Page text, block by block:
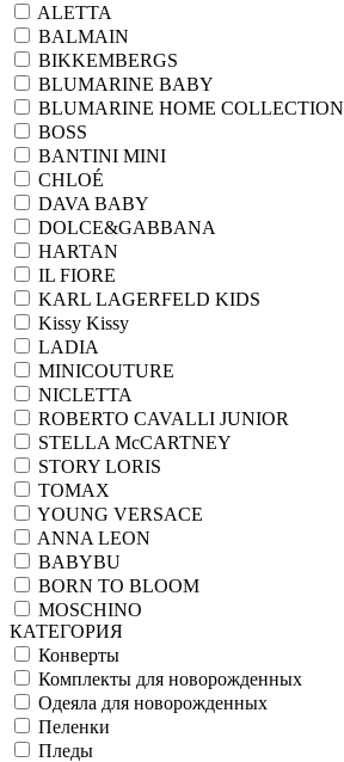
ALETTA
BALMAIN
BIKKEMBERGS
BLUMARINE BABY
BLUMARINE HOME COLLECTION
BOSS
BANTINI MINI
CHLOÉ
DAVA BABY
DOLCE&GABBANA
HARTAN
IL FIORE
KARL LAGERFELD KIDS
Kissy Kissy
LADIA
MINICOUTURE
NICLETTA
ROBERTO CAVALLI JUNIOR
STELLA McCARTNEY
STORY LORIS
TOMAX
YOUNG VERSACE
ANNA LEON
BABYBU
BORN TO BLOOM
MOSCHINO
КАТЕГОРИЯ
Конверты
Комплекты для новорожденных
Одеяла для новорожденных
Пеленки
Пледы